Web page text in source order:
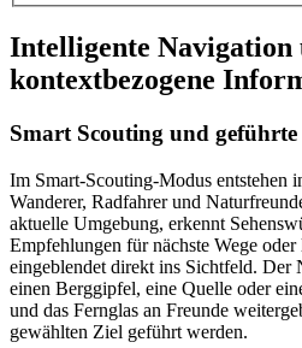
Intelligente Navigation
kontextbezogene
Smart Scouting und
Im Smart-Scouting-Modus entstehen
Wanderer, Radfahrer und
aktuelle Umgebung, erkennt
Empfehlungen für nächste Wege
eingeblendet direkt ins Sichtfeld. Der
einen Berggipfel, eine Quelle oder
und das Fernglas an Freunde
gewählten Ziel geführt werden.